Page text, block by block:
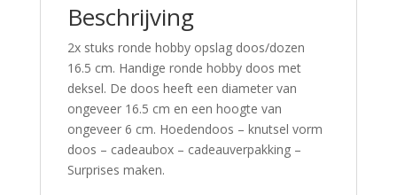
Beschrijving
2x stuks ronde hobby opslag doos/dozen
16.5 cm. Handige ronde hobby doos met
deksel. De doos heeft een diameter van
ongeveer 16.5 cm en een hoogte van
ongeveer 6 cm. Hoedendoos – knutsel vorm
doos – cadeaubox – cadeauverpakking –
Surprises maken.